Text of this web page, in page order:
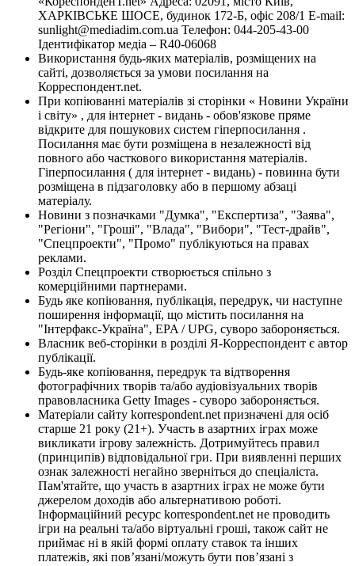
ХАРКІВСЬКЕ ШОСЕ, будинок 172-Б, офіс 208/1 E-mail:
sunlight@mediadim.com.ua Телефон: 044-205-43-00
Ідентифікатор медіа – R40-06068
Використання будь-яких матеріалів, розміщених на
сайті, дозволяється за умови посилання на
Корреспондент.net.
При копіюванні матеріалів зі сторінки « Новини України
і світу» , для інтернет - видань - обов'язкове пряме
відкрите для пошукових систем гіперпосилання .
Посилання має бути розміщена в незалежності від
повного або часткового використання матеріалів.
Гіперпосилання ( для інтернет - видань) - повинна бути
розміщена в підзаголовку або в першому абзаці
матеріалу.
Новини з позначками "Думка", "Експертиза", "Заява",
"Регіони", "Гроші", "Влада", "Вибори", "Тест-драйв",
"Спецпроекти", "Промо" публікуються на правах
реклами.
Розділ Спецпроекти створюється спільно з
комерційними партнерами.
Будь яке копіювання, публікація, передрук, чи наступне
поширення інформації, що містить посилання на
"Інтерфакс-Україна", EPA / UPG, суворо забороняється.
Власник веб-сторінки в розділі Я-Корреспондент є автор
публікації.
Будь-яке копіювання, передрук та відтворення
фотографічних творів та/або аудіовізуальних творів
правовласника Getty Images - суворо забороняється.
Матеріали сайту korrespondent.net призначені для осіб
старше 21 року (21+). Участь в азартних іграх може
викликати ігрову залежність. Дотримуйтесь правил
(принципів) відповідальної гри. При виявленні перших
ознак залежності негайно зверніться до спеціаліста.
Пам'ятайте, що участь в азартних іграх не може бути
джерелом доходів або альтернативою роботі.
Інформаційний ресурс korrespondent.net не проводить
ігри на реальні та/або віртуальні гроші, також сайт не
приймає ні в якій формі оплату ставок та інших
платежів, які пов’язані/можуть бути пов’язані з